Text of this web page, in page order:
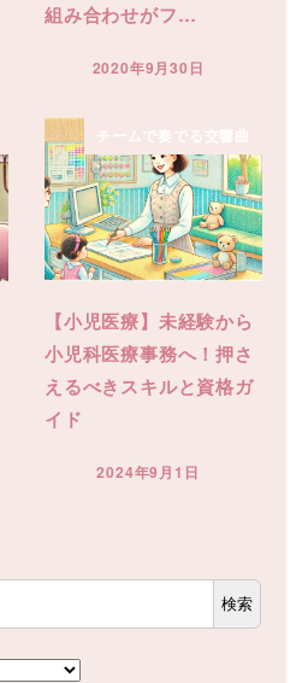
組み合わせがフ…
投稿日
2020年9月30日
チームで奏でる交響曲
【小児医療】未経験から
小児科医療事務へ！押さ
えるべきスキルと資格ガ
イド
投稿日
2024年9月1日
検索